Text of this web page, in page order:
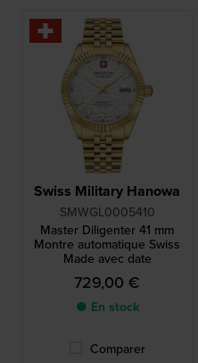
Swiss Military Hanowa
SMWGL0005410
Master Diligenter 41 mm
Montre automatique Swiss
Made avec date
729,00 €
● En stock
Comparer